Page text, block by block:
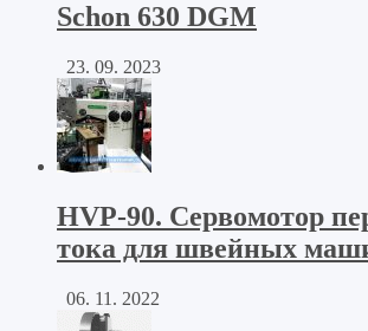
Schon 630 DGM
23. 09. 2023
HVP-90. Сервомотор
тока для швейных
06. 11. 2022